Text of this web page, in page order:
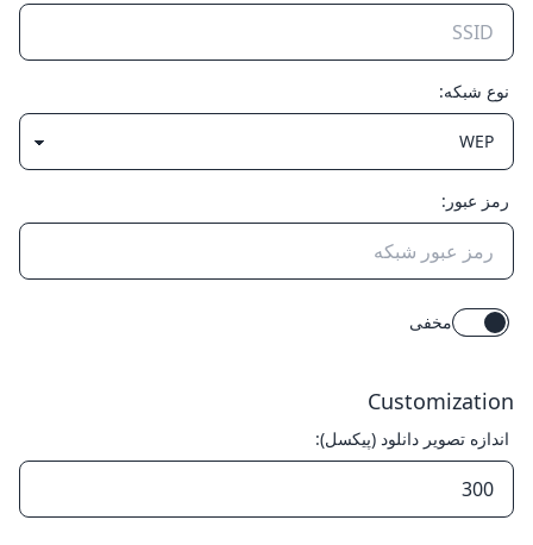
نوع شبکه:
رمز عبور:
مخفی
Customization
اندازه تصویر دانلود (پیکسل):